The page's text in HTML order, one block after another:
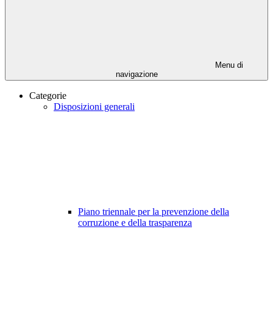
Menu di
navigazione
Categorie
Disposizioni generali
Piano triennale per la prevenzione della
corruzione e della trasparenza